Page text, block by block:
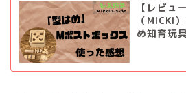
【レビュ
（MICKI
め知育玩